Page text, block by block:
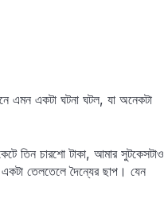
এমন একটা ঘটনা ঘটল, যা অনেকটা
তিন চারশো টাকা, আমার সুটকেসটাও
তেলতেলে দৈন্যের ছাপ। যেন